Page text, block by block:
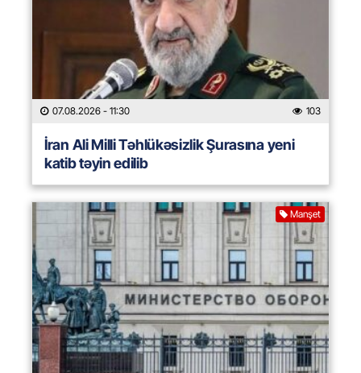
07.08.2026 - 11:30 103
İran Ali Milli Təhlükəsizlik Şurasına yeni
katib təyin edilib
Manşet